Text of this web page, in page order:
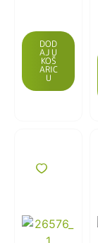
DOD
AJ U
KOŠ
ARIC
U